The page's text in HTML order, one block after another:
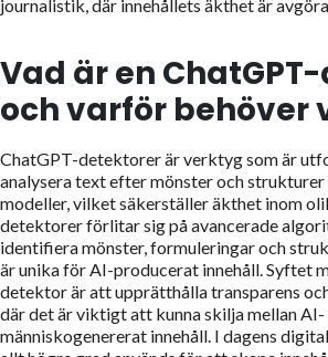
journalistik, där innehållets äkthet är
Vad är en
och varför behöver
ChatGPT-detektorer är verktyg som är
analysera text efter mönster och
modeller, vilket säkerställer äkthet inom
detektorer förlitar sig på avancerade
identifiera mönster, formuleringar och
är unika för AI-producerat innehåll. Syftet
detektor är att upprätthålla transparens
där det är viktigt att kunna skilja mellan AI-
människogenererat innehåll. I dagens